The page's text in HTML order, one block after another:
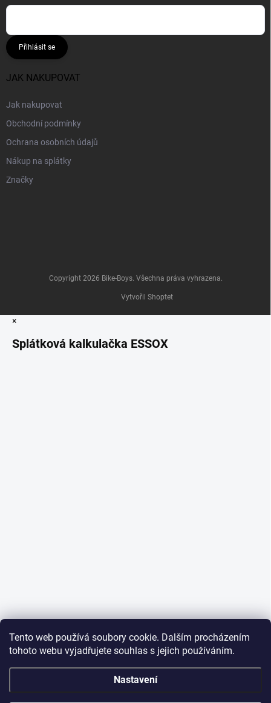
Tento web používá soubory cookie. Dalším procházením
tohoto webu vyjadřujete souhlas s jejich používáním.
Nastavení
Přihlásit se
JAK NAKUPOVAT
Jak nakupovat
Obchodní podmínky
Ochrana osobních údajů
Nákup na splátky
Značky
Vytvořil Shoptet
Copyright 2026 Bike-Boys. Všechna práva vyhrazena.
×
Splátková kalkulačka ESSOX